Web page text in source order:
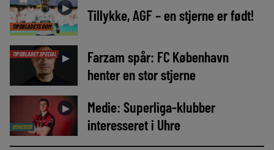
TIPSBLADETS DOM
► Tillykke, AGF – en stjerne er født!
TIPSBLADET SPECIAL ►
Farzam spår: FC København
henter en stor stjerne
NYHEDER
►
Medie: Superliga-klubber
interesseret i Uhre